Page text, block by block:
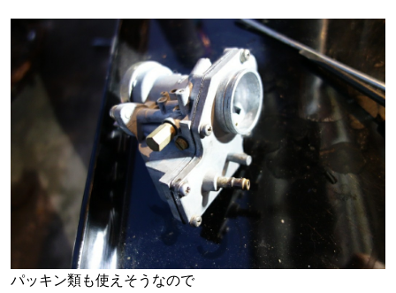
パッキン類も使えそうなので